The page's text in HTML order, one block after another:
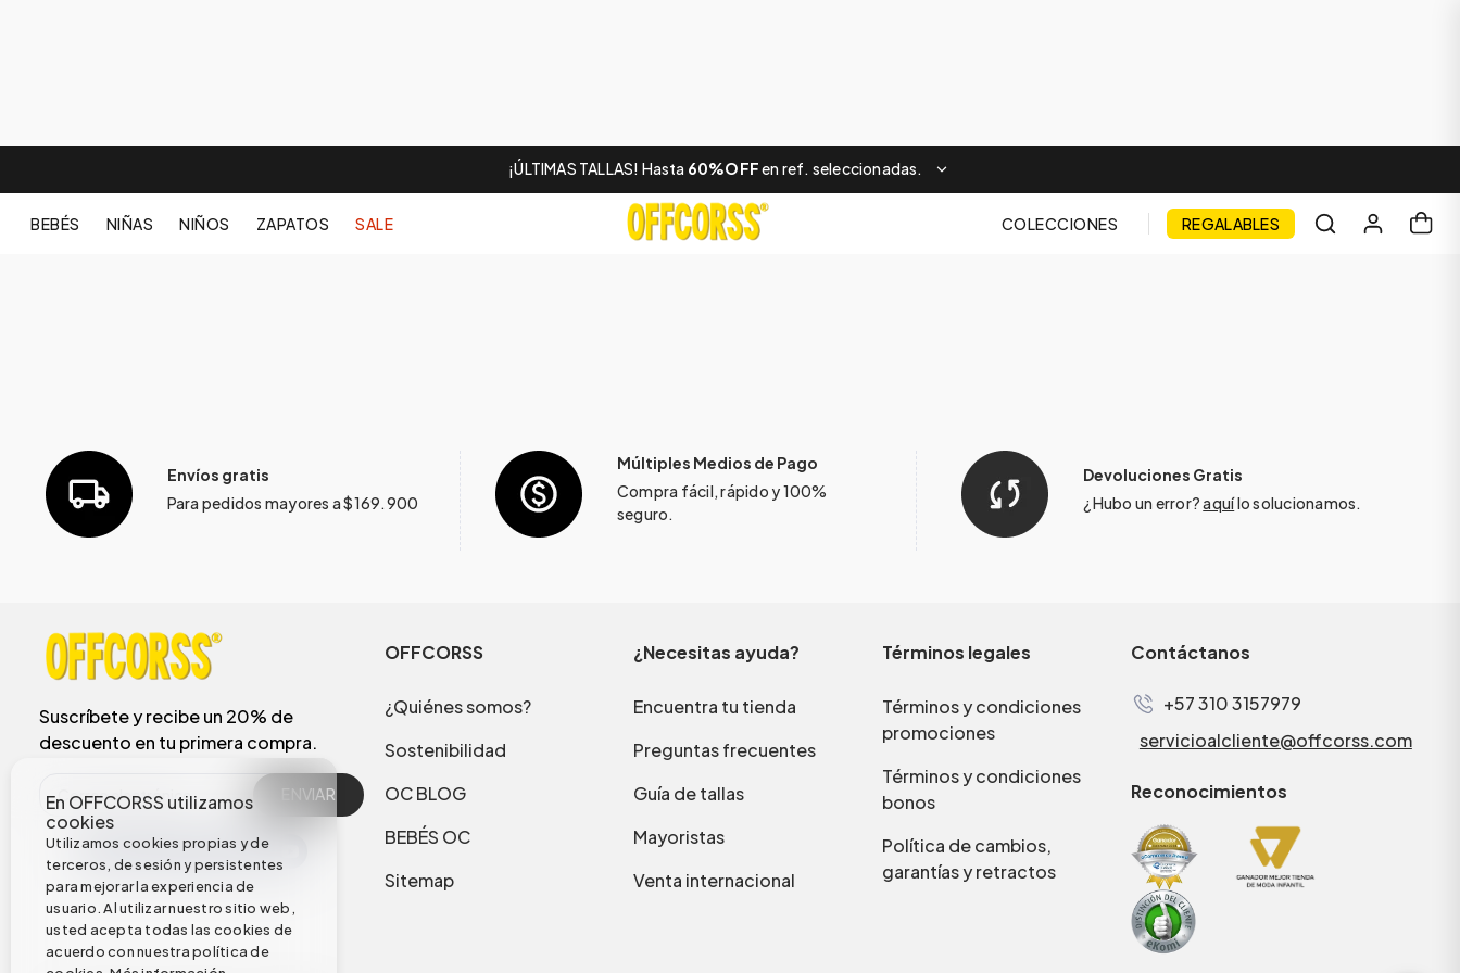
¡ÚLTIMAS TALLAS! Hasta 60%OFFen ref. seleccionadas.
BEBÉS NIÑAS NIÑOS ZAPATOS SALE COLECCIONES REGALABLES
En OFFCORSS utilizamos
cookies
Utilizamos cookies propias y de
terceros, de sesión y persistentes
para mejorar la experiencia de
usuario. Al utilizar nuestro sitio web,
usted acepta todas las cookies de
acuerdo con nuestra política de
Envíos gratis
Para pedidos mayores a $169.900
Múltiples Medios de Pago
Compra fácil, rápido y 100%
seguro.
Devoluciones Gratis
¿Hubo un error?aquílo solucionamos.
Suscríbete y recibe un 20% de
descuento en tu primera compra.
ENVIAR
OFFCORSS
¿Quiénes somos?
Sostenibilidad
OC BLOG
BEBÉS OC
Sitemap
¿Necesitas ayuda?
Encuentra tu tienda
Preguntas frecuentes
Guía de tallas
Mayoristas
Venta internacional
Términos legales
Términos y condiciones
promociones
Términos y condiciones
bonos
Política de cambios,
garantías y retractos
Contáctanos
+57 310 3157979
servicioalcliente@offcorss.com
Reconocimientos